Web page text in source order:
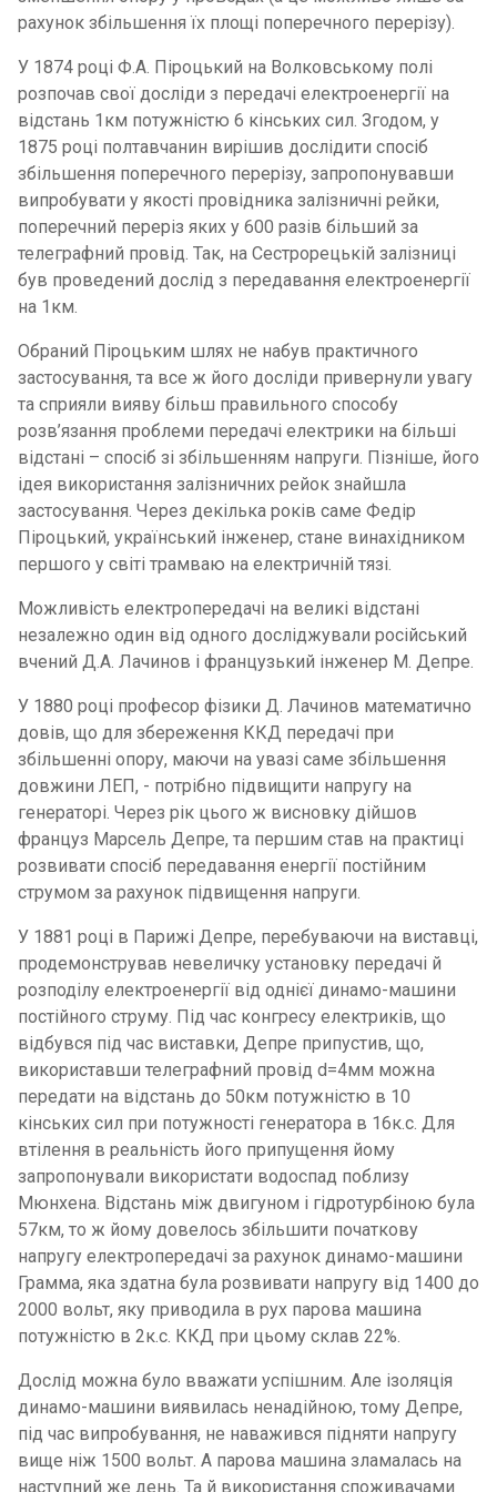
рахунок збільшення їх площі поперечного перерізу).
У 1874 році Ф.А. Піроцький на Волковському полі
розпочав свої досліди з передачі електроенергії на
відстань 1км потужністю 6 кінських сил. Згодом, у
1875 році полтавчанин вирішив дослідити спосіб
збільшення поперечного перерізу, запропонувавши
випробувати у якості провідника залізничні рейки,
поперечний переріз яких у 600 разів більший за
телеграфний провід. Так, на Сестрорецькій залізниці
був проведений дослід з передавання електроенергії
на 1км.
Обраний Піроцьким шлях не набув практичного
застосування, та все ж його досліди привернули увагу
та сприяли вияву більш правильного способу
розв’язання проблеми передачі електрики на більші
відстані – спосіб зі збільшенням напруги. Пізніше, його
ідея використання залізничних рейок знайшла
застосування. Через декілька років саме Федір
Піроцький, український інженер, стане винахідником
першого у світі трамваю на електричній тязі.
Можливість електропередачі на великі відстані
незалежно один від одного досліджували російський
вчений Д.А. Лачинов і французький інженер М. Депре.
У 1880 році професор фізики Д. Лачинов математично
довів, що для збереження ККД передачі при
збільшенні опору, маючи на увазі саме збільшення
довжини ЛЕП, - потрібно підвищити напругу на
генераторі. Через рік цього ж висновку дійшов
француз Марсель Депре, та першим став на практиці
розвивати спосіб передавання енергії постійним
струмом за рахунок підвищення напруги.
У 1881 році в Парижі Депре, перебуваючи на виставці,
продемонстрував невеличку установку передачі й
розподілу електроенергії від однієї динамо-машини
постійного струму. Під час конгресу електриків, що
відбувся під час виставки, Депре припустив, що,
використавши телеграфний провід d=4мм можна
передати на відстань до 50км потужністю в 10
кінських сил при потужності генератора в 16к.с. Для
втілення в реальність його припущення йому
запропонували використати водоспад поблизу
Мюнхена. Відстань між двигуном і гідротурбіною була
57км, то ж йому довелось збільшити початкову
напругу електропередачі за рахунок динамо-машини
Грамма, яка здатна була розвивати напругу від 1400 до
2000 вольт, яку приводила в рух парова машина
потужністю в 2к.с. ККД при цьому склав 22%.
Дослід можна було вважати успішним. Але ізоляція
динамо-машини виявилась ненадійною, тому Депре,
під час випробування, не наважився підняти напругу
вище ніж 1500 вольт. А парова машина зламалась на
наступний же день. Та й використання споживачами